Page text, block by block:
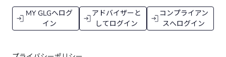
MY GLGへログ
イン
アドバイザーと
してログイン
コンプライアン
スへログイン